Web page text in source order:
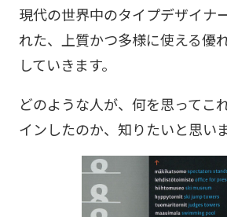
現代の世界中のタイプデザイナ
れた、上質かつ多様に使える優
していきます。
どのような人が、何を思ってこ
インしたのか、知りたいと思い